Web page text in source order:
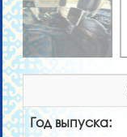
Год выпуска: